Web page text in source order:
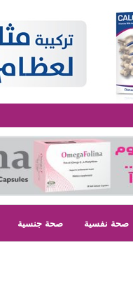
صحة نفسية صحة جنسية